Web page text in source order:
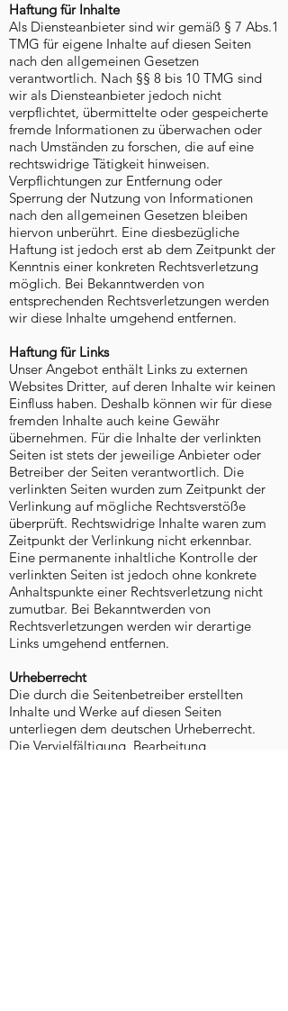
Haftung für Inhalte
Als Diensteanbieter sind wir gemäß § 7 Abs.1
TMG für eigene Inhalte auf diesen Seiten
nach den allgemeinen Gesetzen
verantwortlich. Nach §§ 8 bis 10 TMG sind
wir als Diensteanbieter jedoch nicht
verpflichtet, übermittelte oder gespeicherte
fremde Informationen zu überwachen oder
nach Umständen zu forschen, die auf eine
rechtswidrige Tätigkeit hinweisen.
Verpflichtungen zur Entfernung oder
Sperrung der Nutzung von Informationen
nach den allgemeinen Gesetzen bleiben
hiervon unberührt. Eine diesbezügliche
Haftung ist jedoch erst ab dem Zeitpunkt der
Kenntnis einer konkreten Rechtsverletzung
möglich. Bei Bekanntwerden von
entsprechenden Rechtsverletzungen werden
wir diese Inhalte umgehend entfernen.
Haftung für Links
Unser Angebot enthält Links zu externen
Websites Dritter, auf deren Inhalte wir keinen
Einfluss haben. Deshalb können wir für diese
fremden Inhalte auch keine Gewähr
übernehmen. Für die Inhalte der verlinkten
Seiten ist stets der jeweilige Anbieter oder
Betreiber der Seiten verantwortlich. Die
verlinkten Seiten wurden zum Zeitpunkt der
Verlinkung auf mögliche Rechtsverstöße
überprüft. Rechtswidrige Inhalte waren zum
Zeitpunkt der Verlinkung nicht erkennbar.
Eine permanente inhaltliche Kontrolle der
verlinkten Seiten ist jedoch ohne konkrete
Anhaltspunkte einer Rechtsverletzung nicht
zumutbar. Bei Bekanntwerden von
Rechtsverletzungen werden wir derartige
Links umgehend entfernen.
Urheberrecht
Die durch die Seitenbetreiber erstellten
Inhalte und Werke auf diesen Seiten
unterliegen dem deutschen Urheberrecht.
Die Vervielfältigung, Bearbeitung,